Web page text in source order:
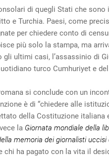
di quegli Stati che
e Turchia. Paesi, come
per chiedere conto di
più solo la stampa, ma
ultimi casi, l’assassinio di
turco Cumhuriyet e
si conclude con un
è di “chiedere alle
della Costituzione italiana
la Giornata mondiale della
memoria dei giornalisti
chi ha pagato con la vita il